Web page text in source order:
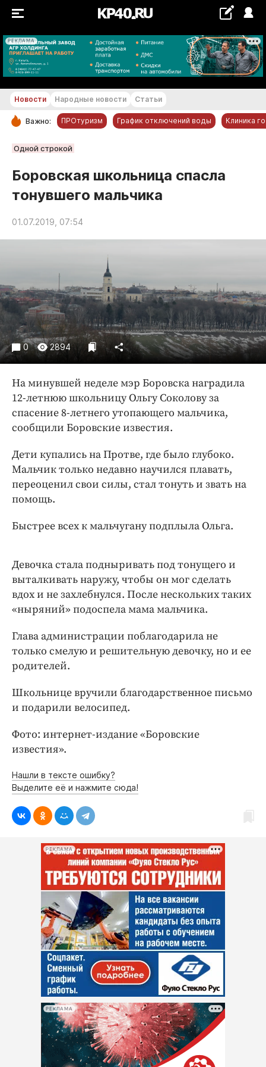
РЕКЛАМА
+24...+25 °С
РУБРИКИ
Статьи
Народные новости
Авто и транспорт
Благоустройство
Криминал
Культура
Недвижимость и ЖКХ
Образование
Общество
Погода
Праздники
Происшествия
Спорт
Экономика и бизнес
ПРОЕКТЫ
Блоги
Издания
Бренд года
Работодатель года
Новости Народные новости Статьи
Важно: ПРОтуризм График отключений воды Клиника
Одной строкой
Боровская школьница спасла
тонувшего мальчика
01.07.2019, 07:54
0 2894
На минувшей неделе мэр Боровска наградила
12-летнюю школьницу Ольгу Соколову за
спасение 8-летнего утопающего мальчика,
сообщили Боровские известия.
Дети купались на Протве, где было глубоко.
Мальчик только недавно научился плавать,
переоценил свои силы, стал тонуть и звать на
помощь.
Быстрее всех к мальчугану подплыла Ольга.
Девочка стала подныривать под тонущего и
выталкивать наружу, чтобы он мог сделать
вдох и не захлебнулся. После нескольких таких
«ныряний» подоспела мама мальчика.
Глава администрации поблагодарила не
только смелую и решительную девочку, но и ее
родителей.
Школьнице вручили благодарственное письмо
и подарили велосипед.
Фото: интернет-издание «Боровские
известия».
Нашли в тексте ошибку?
Выделите её и нажмите сюда!
РЕКЛАМА
РЕКЛАМА